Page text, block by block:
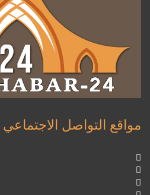
مواقع التواصل الاجتماعي